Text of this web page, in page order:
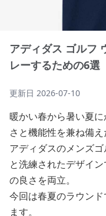
アディダス ゴルフ
レーするための6選
更新日 2026-07-10
暖かい春から暑い夏
さと機能性を兼ね備え
アディダスのメンズ
と洗練されたデザイ
の良さを両立。
今回は春夏のラウン
ます。